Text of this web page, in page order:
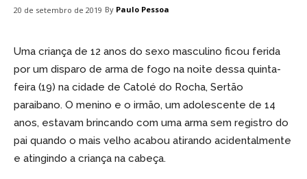
20 de setembro de 2019 By Paulo Pessoa
Uma criança de 12 anos do sexo masculino ficou ferida
por um disparo de arma de fogo na noite dessa quinta-
feira (19) na cidade de Catolé do Rocha, Sertão
paraibano. O menino e o irmão, um adolescente de 14
anos, estavam brincando com uma arma sem registro do
pai quando o mais velho acabou atirando acidentalmente
e atingindo a criança na cabeça.